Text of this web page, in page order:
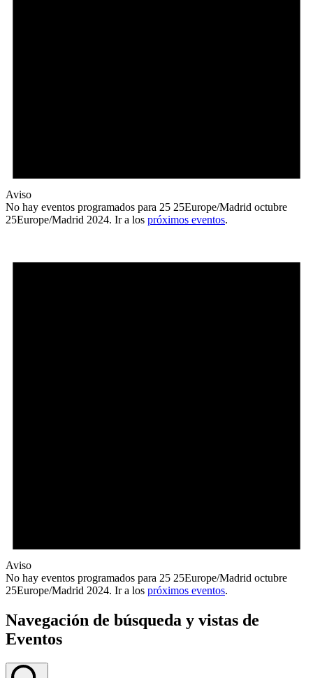
Aviso
No hay eventos programados para 25 25Europe/Madrid octubre
25Europe/Madrid 2024. Ir a los próximos eventos.
Aviso
No hay eventos programados para 25 25Europe/Madrid octubre
25Europe/Madrid 2024. Ir a los próximos eventos.
Navegación de búsqueda y vistas de
Eventos